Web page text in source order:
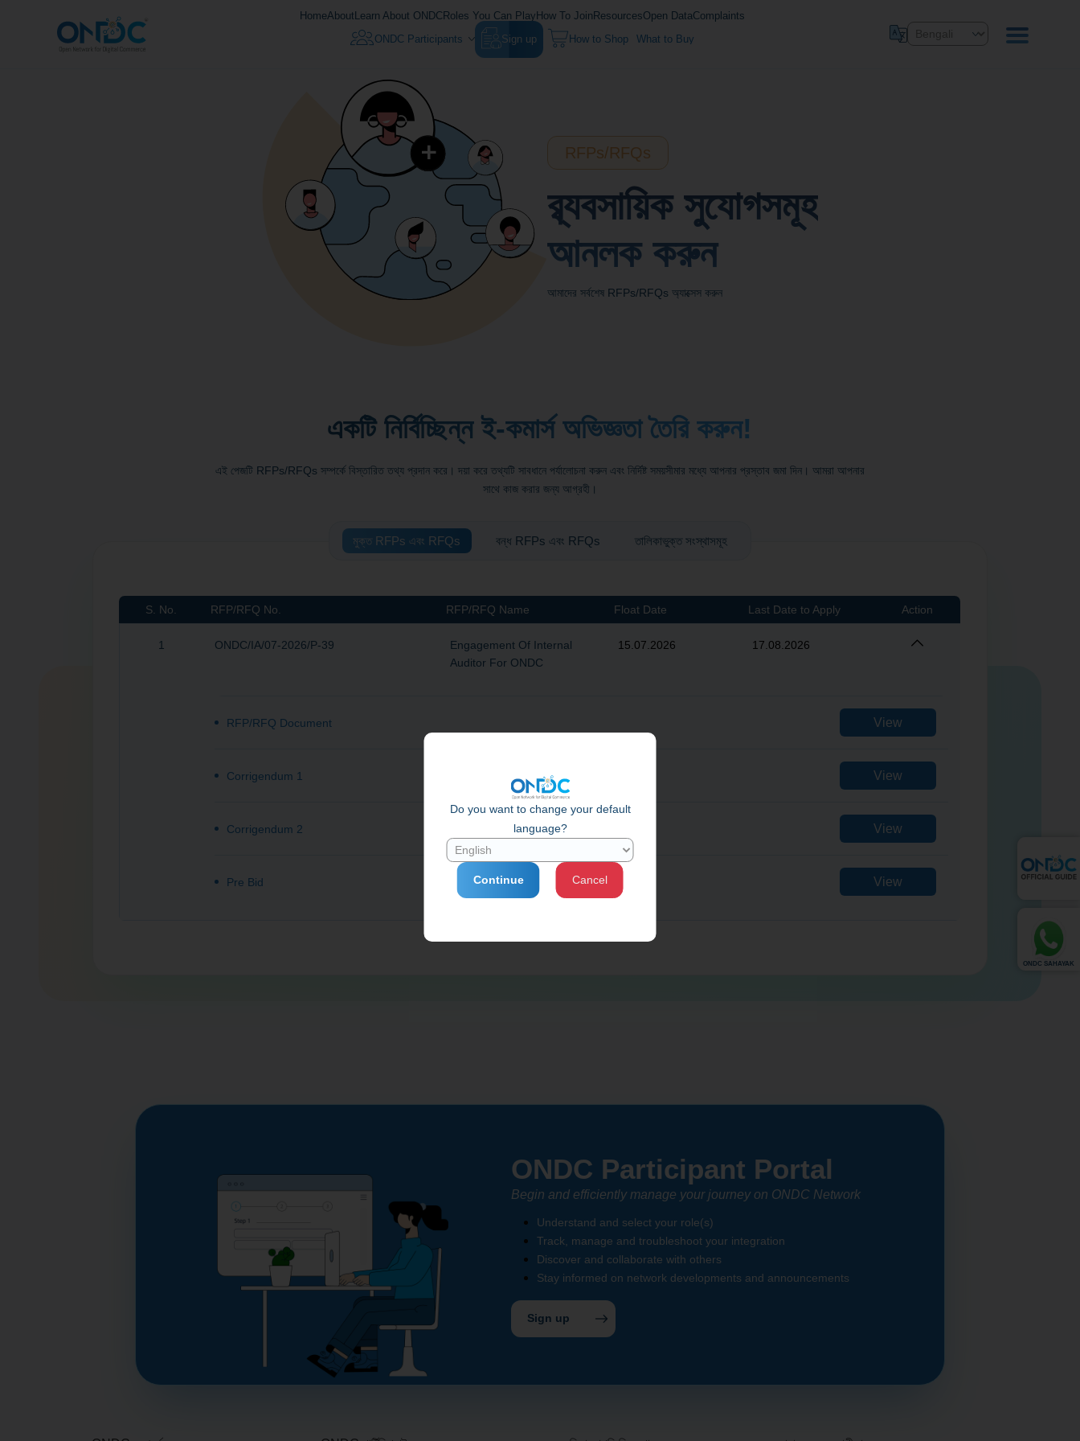
HomeAbout Learn About ONDCRoles You Can Play How To Join ResourcesOpen DataComplaints
ONDC Participants
Sign up How to Shop What to Buy
Do you want to change your default
language?
Continue Cancel
RFPs/RFQs
ব্ব্যবসায়িক সুযোগসমূহ
আনলক করুন
আমাদের সর্বশেষ RFPs/RFQs অ্যাক্সেস করুন
একটি নির্বিচ্ছিন্ন ই-কমার্স অভিজ্ঞতা তৈরি করুন!
এই পেজটি RFPs/RFQs সম্পর্কে বিস্তারিত তথ্য প্রদান করে। দয়া করে তথ্যটি সাবধানে পর্যালোচনা করুন এবং নির্দিষ্ট সময়সীমার মধ্যে আপনার প্রস্তাব জমা দিন। আমরা আপনার
সাথে কাজ করার জন্য আগ্রহী।
মুক্ত RFPs এবং RFQs বন্ধ RFPs এবং RFQs তালিকাভুক্ত সংস্থাসমূহ
S. No. RFP/RFQ No. RFP/RFQ Name Float Date Last Date to Apply Action
1 ONDC/IA/07-2026/P-39
Engagement Of Internal
Auditor For ONDC
15.07.2026 17.08.2026
RFP/RFQ Document
Corrigendum 1
Corrigendum 2
Pre Bid
ONDC Participant Portal
Begin and efficiently manage your journey on ONDC Network
Understand and select your role(s)
Track, manage and troubleshoot your integration
Discover and collaborate with others
Stay informed on network developments and announcements
Sign up
ONDC SAHAYAK